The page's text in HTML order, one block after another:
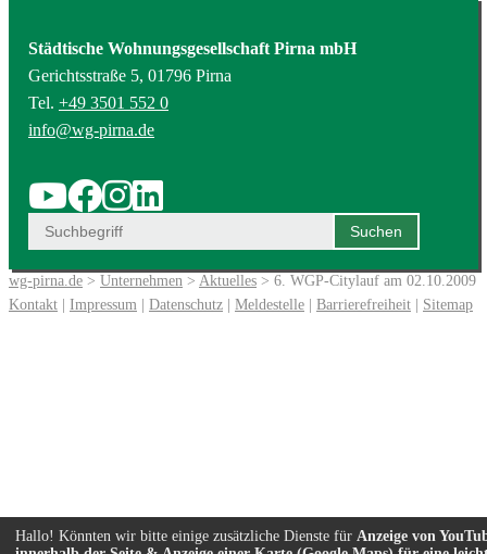
Städtische Wohnungsgesellschaft Pirna mbH
Gerichtsstraße 5, 01796 Pirna
Tel. +49 3501 552 0
info@wg-pirna.de
wg-pirna.de > Unternehmen > Aktuelles > 6. WGP-Citylauf am 02.10.2009
Kontakt | Impressum | Datenschutz | Meldestelle | Barrierefreiheit | Sitemap
Hallo! Könnten wir bitte einige zusätzliche Dienste für Anzeige von